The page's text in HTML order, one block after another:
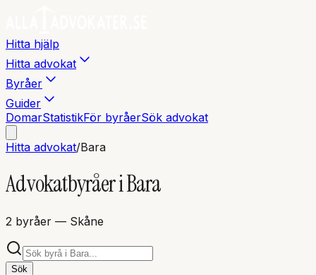
Hitta hjälp
Hitta advokat
Byråer
Guider
DomarStatistikFör byråerSök advokat
Hitta advokat/Bara
Advokatbyråer iBara
2 byråer — Skåne
Sök